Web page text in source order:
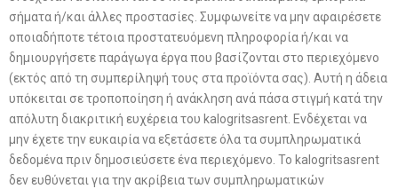
σήματα ή/και άλλες προστασίες. Συμφωνείτε να μην αφαιρέσετε
οποιαδήποτε τέτοια προστατευόμενη πληροφορία ή/και να
δημιουργήσετε παράγωγα έργα που βασίζονται στο περιεχόμενο
(εκτός από τη συμπερίληψή τους στα προϊόντα σας). Αυτή η άδεια
υπόκειται σε τροποποίηση ή ανάκληση ανά πάσα στιγμή κατά την
απόλυτη διακριτική ευχέρεια του kalogritsasrent. Ενδέχεται να
μην έχετε την ευκαιρία να εξετάσετε όλα τα συμπληρωματικά
δεδομένα πριν δημοσιεύσετε ένα περιεχόμενο. Το kalogritsasrent
δεν ευθύνεται για την ακρίβεια των συμπληρωματικών